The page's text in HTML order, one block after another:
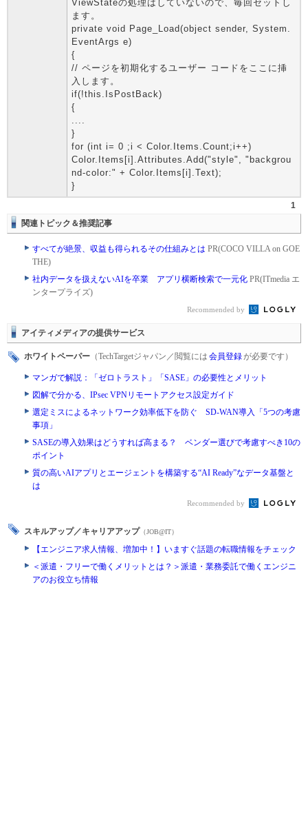
ViewStateの処理はしていないので、毎回セットし
ます。
private void Page_Load(object sender, System.
EventArgs e)
{
// ページを初期化するユーザー コードをここに挿
入します。
if(!this.IsPostBack)
{
....
}
for (int i= 0 ;i < Color.Items.Count;i++)
Color.Items[i].Attributes.Add("style", "backgrou
nd-color:" + Color.Items[i].Text);
}
1
関連トピック＆推奨記事
すべてが絶景、収益も得られるその仕組みとは PR(COCO VILLA on GOE
THE)
社内データを扱えないAIを卒業 アプリ横断検索で一元化 PR(ITmedia エ
ンタープライズ)
Recommended by
アイティメディアの提供サービス
ホワイトペーパー （TechTargetジャパン／閲覧には 会員登録が必要です）
マンガで解説：「ゼロトラスト」「SASE」の必要性とメリット
図解で分かる、IPsec VPNリモートアクセス設定ガイド
選定ミスによるネットワーク効率低下を防ぐ SD-WAN導入「5つの考慮
事項」
SASEの導入効果はどうすれば高まる？ ベンダー選びで考慮すべき10の
ポイント
質の高いAIアプリとエージェントを構築する“AI Ready”なデータ基盤と
は
Recommended by
スキルアップ／キャリアアップ （JOB@IT）
【エンジニア求人情報、増加中！】いますぐ話題の転職情報をチェック
＜派遣・フリーで働くメリットとは？＞派遣・業務委託で働くエンジニ
アのお役立ち情報